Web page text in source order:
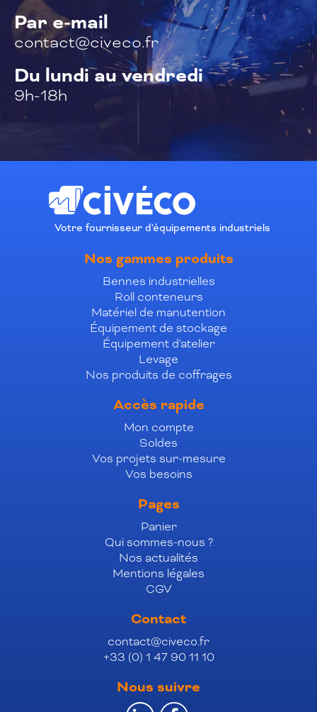
Par e-mail
contact@civeco.fr
Du lundi au vendredi
9h-18h
Votre fournisseur d'équipements industriels
Nos gammes produits
Bennes industrielles
Roll conteneurs
Matériel de manutention
Équipement de stockage
Équipement d'atelier
Levage
Nos produits de coffrages
Accès rapide
Mon compte
Soldes
Vos projets sur-mesure
Vos besoins
Pages
Panier
Qui sommes-nous ?
Nos actualités
Mentions légales
CGV
Contact
contact@civeco.fr
+33 (0) 1 47 90 11 10
Nous suivre